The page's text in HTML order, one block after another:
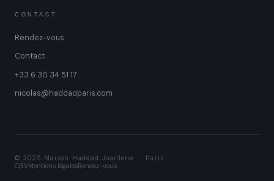
CONTACT
Rendez-vous
Contact
+33 6 30 34 51 17
nicolas@haddadparis.com
© 2025 Maison Haddad Joaillerie · Paris
CGVMentions légalesRendez-vous